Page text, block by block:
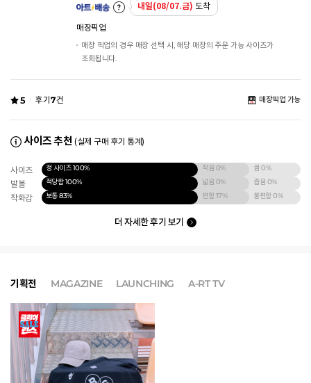
내일(08/07.금) 도착
매장픽업
매장 픽업의 경우 매장 선택 시, 해당 매장의 주문 가능 사이즈가
조회됩니다.
5 후기7건 매장픽업 가능
사이즈 추천 (실제 구매 후기 통계)
사이즈 정 사이즈100% 작음0% 큼0%
발볼 적당함100% 넓음0% 좁음0%
착화감 보통83% 편함17% 불편함0%
더 자세한 후기 보기
기획전 MAGAZINE LAUNCHING A-RT TV